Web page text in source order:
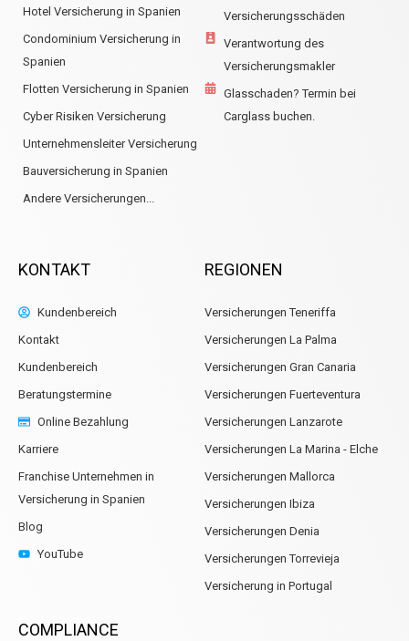
Hotel Versicherung in Spanien
Condominium Versicherung in
Spanien
Flotten Versicherung in Spanien
Cyber Risiken Versicherung
Unternehmensleiter Versicherung
Bauversicherung in Spanien
Andere Versicherungen...
Versicherungsschäden
Verantwortung des
Versicherungsmakler
Glasschaden? Termin bei
Carglass buchen.
KONTAKT
Kundenbereich
Kontakt
Kundenbereich
Beratungstermine
Online Bezahlung
Karriere
Franchise Unternehmen in
Versicherung in Spanien
Blog
YouTube
COMPLIANCE
REGIONEN
Versicherungen Teneriffa
Versicherungen La Palma
Versicherungen Gran Canaria
Versicherungen Fuerteventura
Versicherungen Lanzarote
Versicherungen La Marina - Elche
Versicherungen Mallorca
Versicherungen Ibiza
Versicherungen Denia
Versicherungen Torrevieja
Versicherung in Portugal